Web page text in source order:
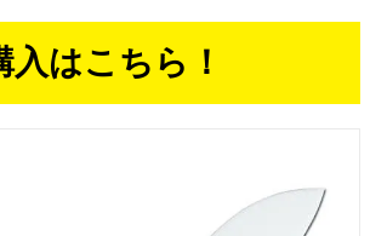
入はこちら！